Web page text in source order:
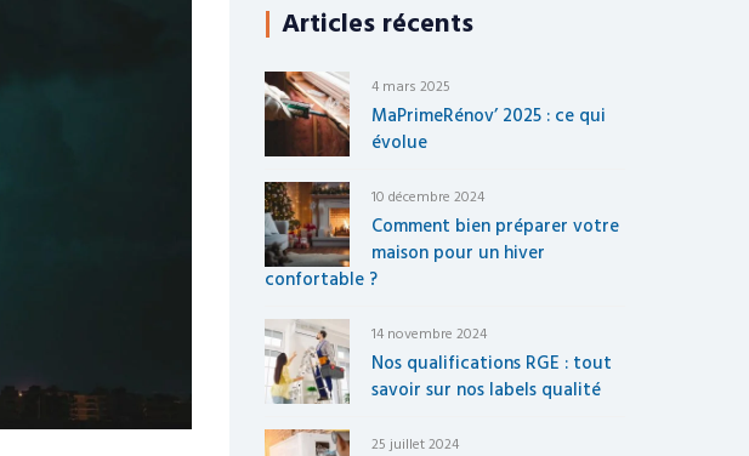
Articles récents
4 mars 2025
MaPrimeRénov’ 2025 : ce qui
évolue
10 décembre 2024
Comment bien préparer votre
maison pour un hiver
confortable ?
14 novembre 2024
Nos qualifications RGE : tout
savoir sur nos labels qualité
25 juillet 2024